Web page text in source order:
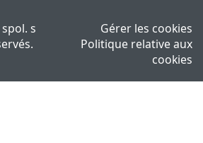
spol. s
Gérer les cookies
Politique relative aux
cookies